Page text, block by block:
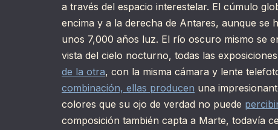
a través del espacio interestelar. El cúmulo
encima y a la derecha de Antares, aunque se
unos 7,000 años luz. El río oscuro mismo se
vista del cielo nocturno, todas las
de la otra, con la misma cámara y lente
combinación, ellas producen una
colores que su ojo de verdad no puede
composición también capta a Marte, todavía